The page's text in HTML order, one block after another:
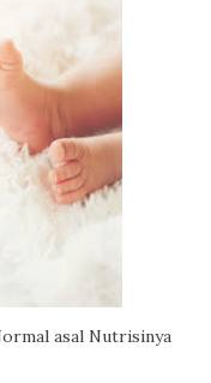
asal Nutrisinya